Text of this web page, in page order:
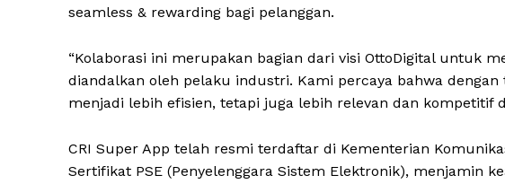
seamless & rewarding bagi pelanggan.
“Kolaborasi ini merupakan bagian dari visi OttoDigital untuk
diandalkan oleh pelaku industri. Kami percaya bahwa
menjadi lebih efisien, tetapi juga lebih relevan dan kompetitif
CRI Super App telah resmi terdaftar di Kementerian
Sertifikat PSE (Penyelenggara Sistem Elektronik), menjamin